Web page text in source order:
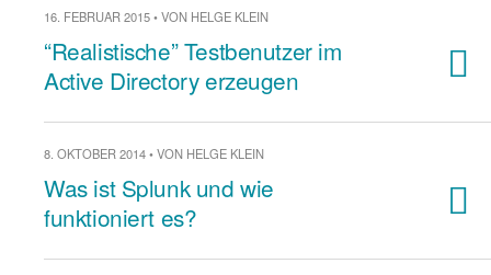
16. FEBRUAR 2015 • VON HELGE KLEIN
“Realistische” Testbenutzer im
Active Directory erzeugen
8. OKTOBER 2014 • VON HELGE KLEIN
Was ist Splunk und wie
funktioniert es?